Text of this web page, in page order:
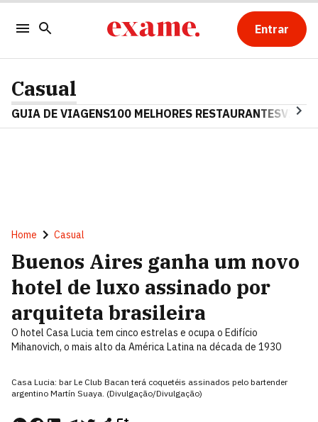
Entrar
Casual
GUIA DE VIAGENS100 MELHORES RESTAURANTES
Home Casual
Buenos Aires ganha um novo
hotel de luxo assinado por
arquiteta brasileira
O hotel Casa Lucia tem cinco estrelas e ocupa o Edifício
Mihanovich, o mais alto da América Latina na década de 1930
Casa Lucia: bar Le Club Bacan terá coquetéis assinados pelo bartender
argentino Martín Suaya. (Divulgação/Divulgação)